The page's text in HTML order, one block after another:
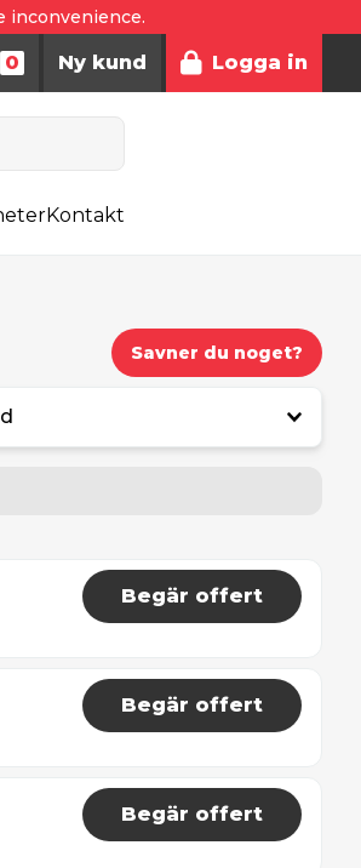
inconvenience.
0 Ny kund Logga in
Kontakt
Savner du noget?
Begär offert
Begär offert
Begär offert